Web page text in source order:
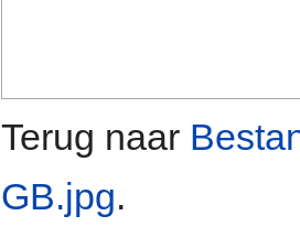
Terug naar
GB.jpg.